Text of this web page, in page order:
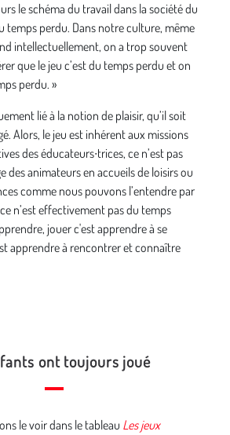
le schéma du travail dans la société du
temps perdu. Dans notre culture, même
intellectuellement, on a trop souvent
que le jeu c’est du temps perdu et on
perdu. »
lié à la notion de plaisir, qu’il soit
Alors, le jeu est inhérent aux missions
des éducateurs∙trices, ce n’est pas
des animateurs en accueils de loisirs ou
comme nous pouvons l’entendre par
n’est effectivement pas du temps
jouer c'est apprendre à se
apprendre à rencontrer et connaître
ont toujours joué
le voir dans le tableau Les jeux